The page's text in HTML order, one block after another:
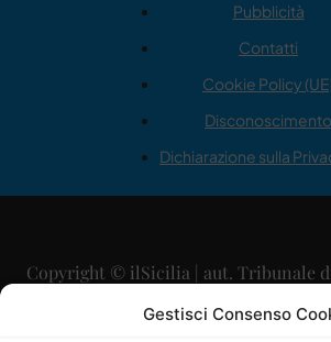
Gestisci Consenso
Pubblicità
Contatti
Cookie Policy
Disconoscimento
Dichiarazione sulla
Copyright © ilSicilia | aut. Tribunale
29/09/2015